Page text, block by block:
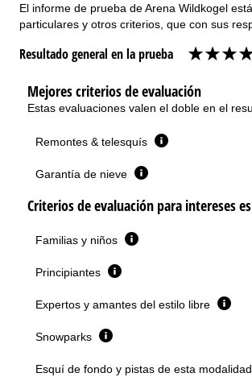
El informe de prueba de Arena Wildkogel
particulares y otros criterios, que con sus
Resultado general en la prueba
Mejores criterios de evaluación
Estas evaluaciones valen el doble en el
Remontes & telesquís
Garantía de nieve
Criterios de evaluación para intereses
Familias y niños
Principiantes
Expertos y amantes del estilo libre
Snowparks
Esquí de fondo y pistas de esta modalidad